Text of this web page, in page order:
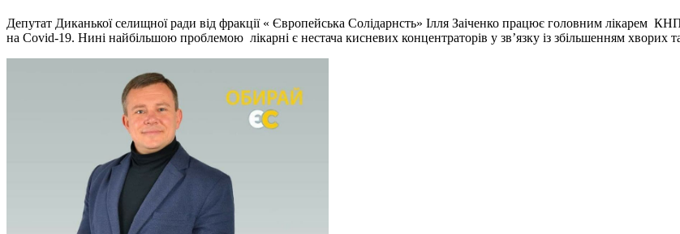
Депутат Диканької селищної ради від фракції « Європейська Солідарнсть» Ілля Заіченко працює головним лікарем
на Covid-19. Нині найбільшою проблемою лікарні є нестача кисневих концентраторів у зв’язку із збільшенням хворих